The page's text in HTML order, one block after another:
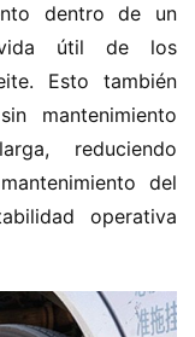
dentro de un
vida útil de los
Esto también
mantenimiento
reduciendo
del
operativa